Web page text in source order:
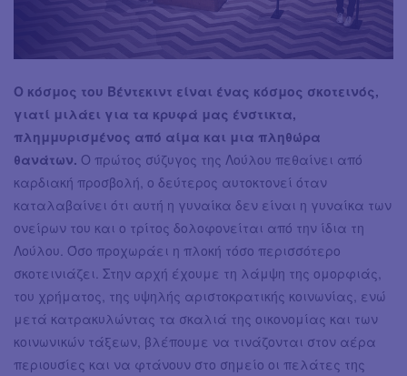
Ο κόσμος του Βέντεκιντ είναι ένας κόσμος σκοτεινός,
γιατί μιλάει για τα κρυφά μας ένστικτα,
πλημμυρισμένος από αίμα και μια πληθώρα
θανάτων. Ο πρώτος σύζυγος της Λούλου πεθαίνει από
καρδιακή προσβολή, ο δεύτερος αυτοκτονεί όταν
καταλαβαίνει ότι αυτή η γυναίκα δεν είναι η γυναίκα των
ονείρων του και ο τρίτος δολοφονείται από την ίδια τη
Λούλου. Όσο προχωράει η πλοκή τόσο περισσότερο
σκοτεινιάζει. Στην αρχή έχουμε τη λάμψη της ομορφιάς,
του χρήματος, της υψηλής αριστοκρατικής κοινωνίας, ενώ
μετά κατρακυλώντας τα σκαλιά της οικονομίας και των
κοινωνικών τάξεων, βλέπουμε να τινάζονται στον αέρα
περιουσίες και να φτάνουν στο σημείο οι πελάτες της